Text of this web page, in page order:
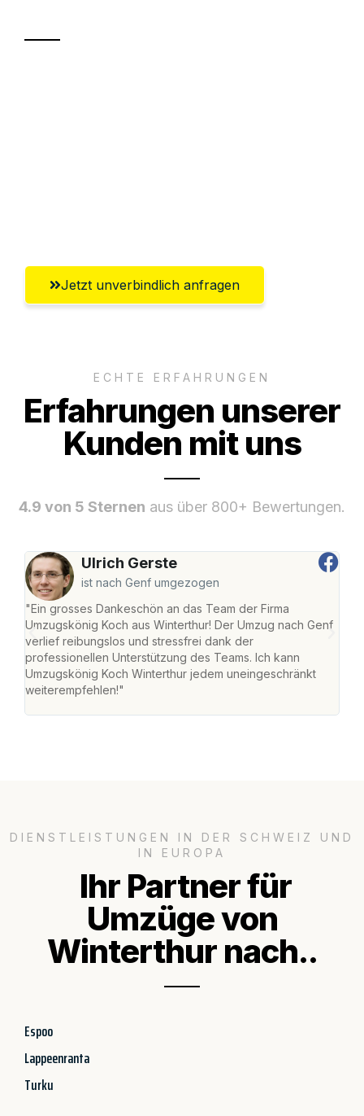
Jetzt unverbindlich anfragen
ECHTE ERFAHRUNGEN
Erfahrungen unserer
Kunden mit uns
4.9 von 5 Sternen aus über 800+ Bewertungen.
Ulrich Gerste
ist nach Genf umgezogen
"Ein grosses Dankeschön an das Team der Firma
Umzugskönig Koch aus Winterthur! Der Umzug nach Genf
verlief reibungslos und stressfrei dank der
professionellen Unterstützung des Teams. Ich kann
Umzugskönig Koch Winterthur jedem uneingeschränkt
weiterempfehlen!"
DIENSTLEISTUNGEN IN DER SCHWEIZ UND
IN EUROPA
Ihr Partner für
Umzüge von
Winterthur nach..
Espoo
Lappeenranta
Turku